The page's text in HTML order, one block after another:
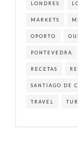
LONDRES
MARKETS
OPORTO
PONTEVEDRA
RECETAS
SANTIAGO DE
TRAVEL